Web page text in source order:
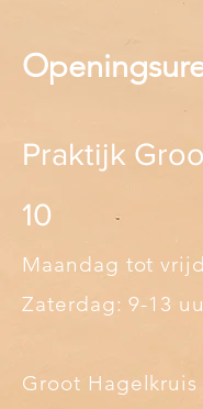
Praktijk
10
Maandag tot
Zaterdag: 9-13
Groot Hagelkruis